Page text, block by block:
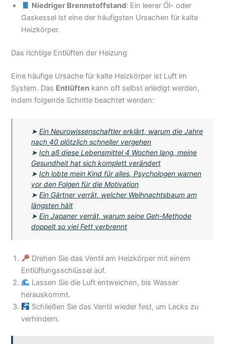
Niedriger Brennstoffstand: Ein leerer Öl- oder
Gaskessel ist eine der häufigsten Ursachen für kalte
Heizkörper.
Das richtige Entlüften der Heizung
Eine häufige Ursache für kalte Heizkörper ist Luft im
System. Das Entlüften kann oft selbst erledigt werden,
indem folgende Schritte beachtet werden:
➤Ein Neurowissenschaftler erklärt, warum die Jahre
nach 40 plötzlich schneller vergehen
➤Ich aß diese Lebensmittel 4 Wochen lang, meine
Gesundheit hat sich komplett verändert
➤Ich lobte mein Kind für alles, Psychologen warnen
vor den Folgen für die Motivation
➤Ein Gärtner verrät, welcher Weihnachtsbaum am
längsten hält
➤Ein Japaner verrät, warum seine Geh-Methode
doppelt so viel Fett verbrennt
Drehen Sie das Ventil am Heizkörper mit einem
Entlüftungsschlüssel auf.
Lassen Sie die Luft entweichen, bis Wasser
herauskommt.
Schließen Sie das Ventil wieder fest, um Lecks zu
verhindern.